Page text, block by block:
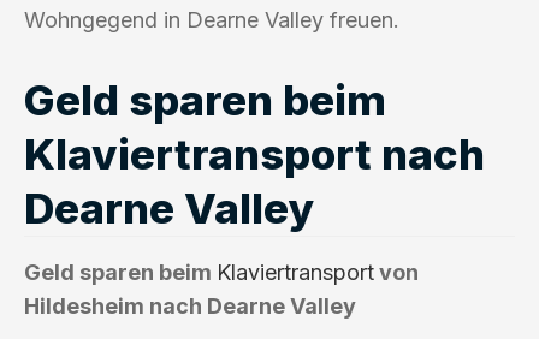
Wohngegend in Dearne Valley freuen.
Geld sparen beim
Klaviertransport nach
Dearne Valley
Geld sparen beim Klaviertransportvon
Hildesheim nach Dearne Valley